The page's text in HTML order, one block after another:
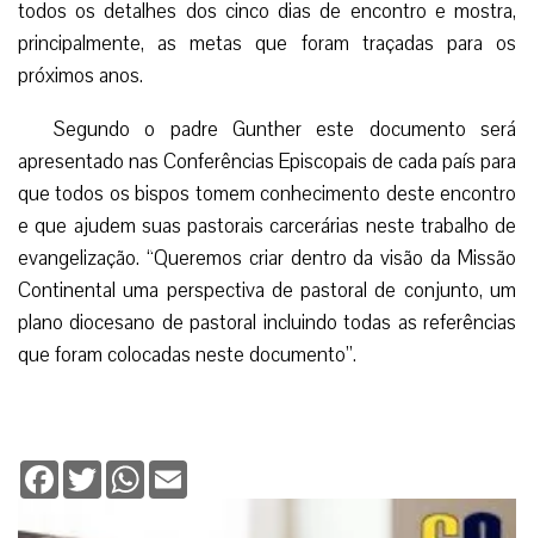
todos os detalhes dos cinco dias de encontro e mostra,
principalmente, as metas que foram traçadas para os
próximos anos.
Segundo o padre Gunther este documento será
apresentado nas Conferências Episcopais de cada país para
que todos os bispos tomem conhecimento deste encontro
e que ajudem suas pastorais carcerárias neste trabalho de
evangelização. “Queremos criar dentro da visão da Missão
Continental uma perspectiva de pastoral de conjunto, um
plano diocesano de pastoral incluindo todas as referências
que foram colocadas neste documento”.
Facebook
TwitterWhatsApp